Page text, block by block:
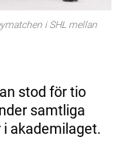
i SHL mellan
stod för tio
samtliga
akademilaget.